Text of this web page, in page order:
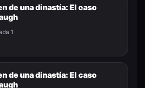
de una dinastía: El caso
1
de una dinastía: El caso